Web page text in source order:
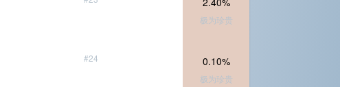
极为珍贵
#24 0.10%
极为珍贵